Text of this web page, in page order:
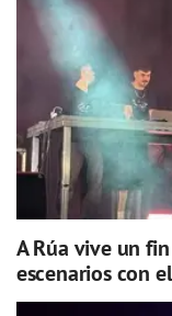
A Rúa vive un
escenarios con